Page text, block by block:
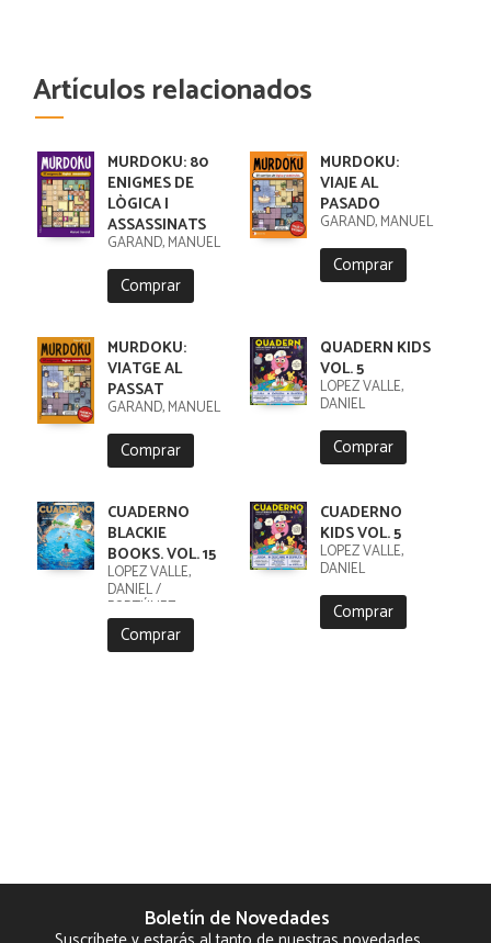
Artículos relacionados
MURDOKU: 80
ENIGMES DE
LÒGICA I
ASSASSINATS
GARAND, MANUEL
Comprar
MURDOKU:
VIAJE AL
PASADO
GARAND, MANUEL
Comprar
MURDOKU:
VIATGE AL
PASSAT
GARAND, MANUEL
Comprar
QUADERN KIDS
VOL. 5
LÓPEZ VALLE,
DANIEL
Comprar
CUADERNO
BLACKIE
BOOKS. VOL. 15
LÓPEZ VALLE,
DANIEL /
FORTÚNEZ,
CRISTOBAL
Comprar
CUADERNO
KIDS VOL. 5
LÓPEZ VALLE,
DANIEL
Comprar
Boletín de Novedades